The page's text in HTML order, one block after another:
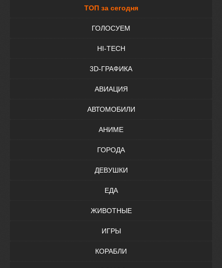
ТОП за сегодня
ГОЛОСУЕМ
HI-TECH
3D-ГРАФИКА
АВИАЦИЯ
АВТОМОБИЛИ
АНИМЕ
ГОРОДА
ДЕВУШКИ
ЕДА
ЖИВОТНЫЕ
ИГРЫ
КОРАБЛИ